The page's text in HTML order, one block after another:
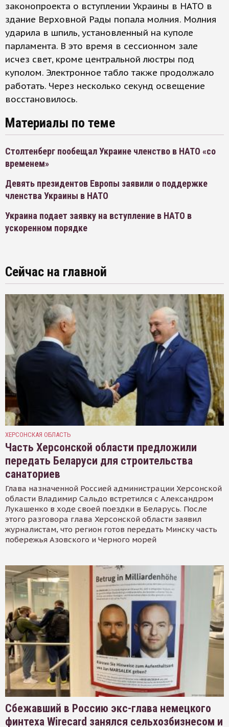
законопроекта о вступлении Украины в НАТО в
здание Верховной Рады попала молния. Молния
ударила в шпиль, установленный на куполе
парламента. В это время в сессионном зале
исчез свет, кроме центральной люстры под
куполом. Электронное табло также продолжало
работать. Через несколько секунд освещение
восстановилось.
Материалы по теме
Столтенберг пообещал Украине членство в НАТО «со
временем»
Девять президентов Европы заявили о поддержке
членства Украины в НАТО
Украина подает заявку на вступление в НАТО в
ускоренном порядке
Сейчас на главной
ХЕРСОНСКАЯ ОБЛАСТЬ
Часть Херсонской области предложили
передать Беларуси для строительства
санаториев
Глава назначенной Россией администрации Херсонской
области Владимир Сальдо встретился с Александром
Лукашенко в ходе своей поездки в Беларусь. После
этого разговора глава Херсонской области заявил
журналистам, что регион готов передать Минску часть
побережья Азовского и Черного морей
Сбежавший в Россию экс-глава немецкого
финтеха Wirecard занялся сельхозбизнесом и